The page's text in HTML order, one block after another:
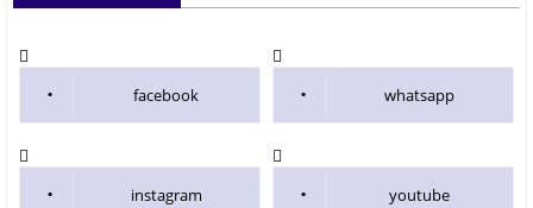
facebook whatsapp
instagram youtube